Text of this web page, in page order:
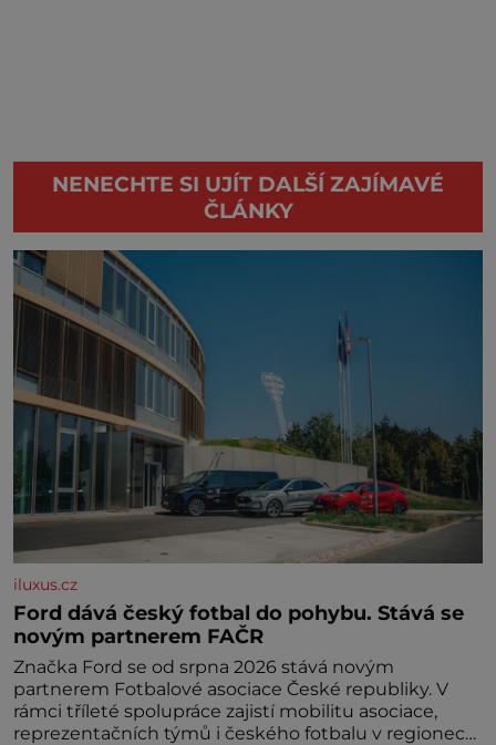
NENECHTE SI UJÍT DALŠÍ ZAJÍMAVÉ
ČLÁNKY
iluxus.cz
Ford dává český fotbal do pohybu. Stává se
novým partnerem FAČR
Značka Ford se od srpna 2026 stává novým
partnerem Fotbalové asociace České republiky. V
rámci tříleté spolupráce zajistí mobilitu asociace,
reprezentačních týmů i českého fotbalu v regionech.